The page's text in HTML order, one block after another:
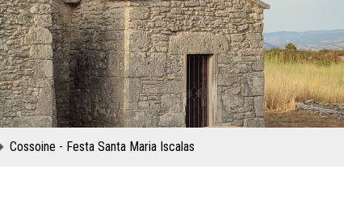
Cossoine - Festa Santa Maria Iscalas